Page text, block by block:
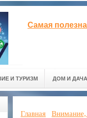
Самая
И ТУРИЗМ ДОМ И ДАЧА
Главная Внимание,